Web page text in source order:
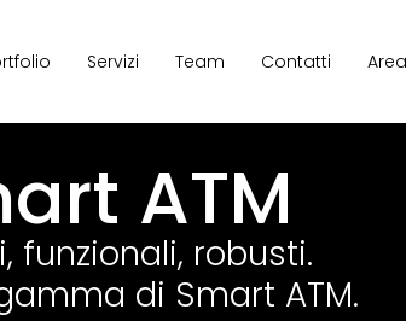
Servizi Team Contatti
ATM
funzionali, robusti.
di Smart ATM.